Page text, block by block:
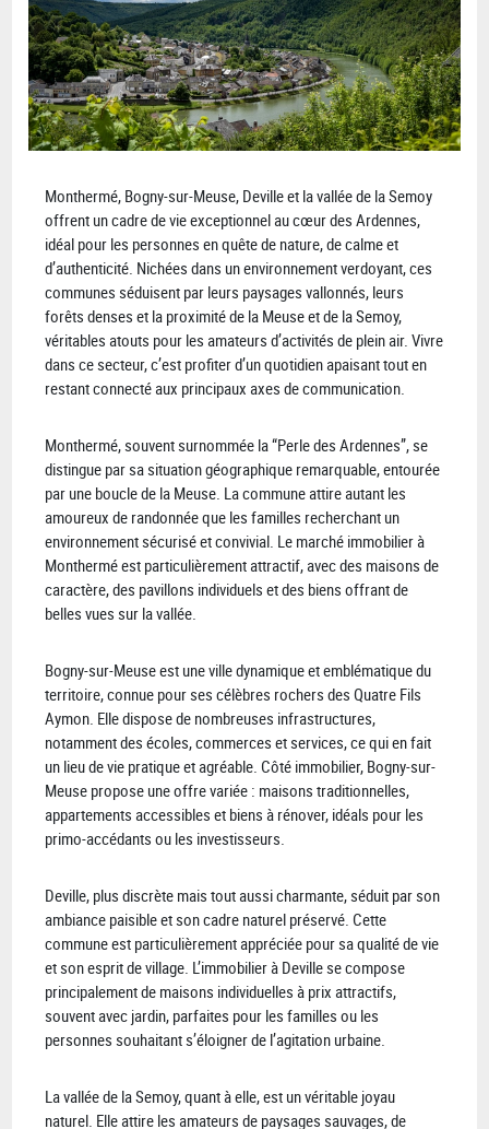
Monthermé, Bogny-sur-Meuse, Deville et la vallée de la Semoy
offrent un cadre de vie exceptionnel au cœur des Ardennes,
idéal pour les personnes en quête de nature, de calme et
d’authenticité. Nichées dans un environnement verdoyant, ces
communes séduisent par leurs paysages vallonnés, leurs
forêts denses et la proximité de la Meuse et de la Semoy,
véritables atouts pour les amateurs d’activités de plein air. Vivre
dans ce secteur, c’est profiter d’un quotidien apaisant tout en
restant connecté aux principaux axes de communication.
Monthermé, souvent surnommée la “Perle des Ardennes”, se
distingue par sa situation géographique remarquable, entourée
par une boucle de la Meuse. La commune attire autant les
amoureux de randonnée que les familles recherchant un
environnement sécurisé et convivial. Le marché immobilier à
Monthermé est particulièrement attractif, avec des maisons de
caractère, des pavillons individuels et des biens offrant de
belles vues sur la vallée.
Bogny-sur-Meuse est une ville dynamique et emblématique du
territoire, connue pour ses célèbres rochers des Quatre Fils
Aymon. Elle dispose de nombreuses infrastructures,
notamment des écoles, commerces et services, ce qui en fait
un lieu de vie pratique et agréable. Côté immobilier, Bogny-sur-
Meuse propose une offre variée : maisons traditionnelles,
appartements accessibles et biens à rénover, idéals pour les
primo-accédants ou les investisseurs.
Deville, plus discrète mais tout aussi charmante, séduit par son
ambiance paisible et son cadre naturel préservé. Cette
commune est particulièrement appréciée pour sa qualité de vie
et son esprit de village. L’immobilier à Deville se compose
principalement de maisons individuelles à prix attractifs,
souvent avec jardin, parfaites pour les familles ou les
personnes souhaitant s’éloigner de l’agitation urbaine.
La vallée de la Semoy, quant à elle, est un véritable joyau
naturel. Elle attire les amateurs de paysages sauvages, de